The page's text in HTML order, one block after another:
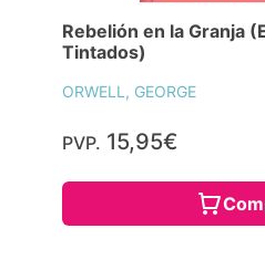
Rebelión en la Granja
Tintados)
ORWELL, GEORGE
PVP. 15,95€